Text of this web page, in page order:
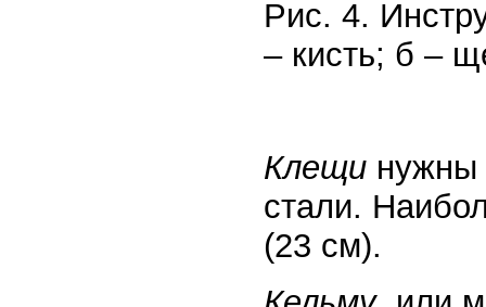
Рис. 4.
– кисть; б –
Клещи нужны
стали.
(23 см).